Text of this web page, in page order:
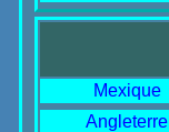
Mexique
Angleterre